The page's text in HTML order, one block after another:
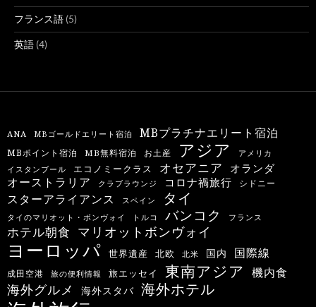
フランス語 (5)
英語 (4)
ANA MBゴールドエリート宿泊 MBプラチナエリート宿泊
MBポイント宿泊 MB無料宿泊 お土産 アジア アメリカ
イスタンブール エコノミークラス オセアニア オランダ
オーストラリア クラブラウンジ コロナ禍旅行 シドニー
スターアライアンス スペイン タイ
タイのマリオット・ボンヴォイ トルコ バンコク フランス
ホテル朝食 マリオットボンヴォイ
ヨーロッパ 世界遺産 北欧 北米 国内 国際線
成田空港 旅の便利情報 旅エッセイ 東南アジア 機内食
海外グルメ 海外スタバ 海外ホテル